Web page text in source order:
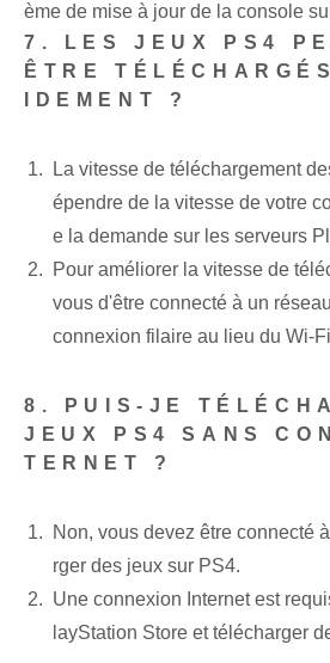
ème de mise à jour de la console
7. LES JEUX PS4
ÊTRE
IDEMENT ?
La vitesse de téléchargement
épendre de la vitesse de votre
e la demande sur les serveurs
Pour améliorer la vitesse de
vous d'être connecté à un
connexion filaire au lieu du Wi-
8. PUIS-JE
JEUX PS4 SANS
TERNET ?
Non, vous devez être connecté
rger des jeux sur PS4.
Une connexion Internet est
layStation Store et télécharger